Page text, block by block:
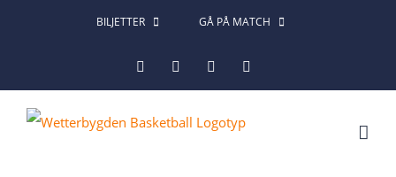
BILJETTER GÅ PÅ MATCH
FacebookInstagram